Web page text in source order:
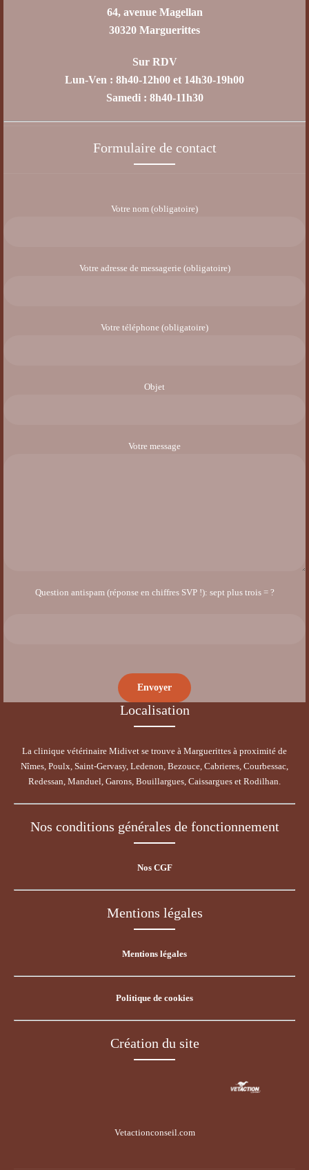
64, avenue Magellan
30320 Marguerittes
Sur RDV
Lun-Ven : 8h40-12h00 et 14h30-19h00
Samedi : 8h40-11h30
Formulaire de contact
Votre nom (obligatoire)
Votre adresse de messagerie (obligatoire)
Votre téléphone (obligatoire)
Objet
Votre message
Question antispam (réponse en chiffres SVP !): sept plus trois = ?
Localisation
La clinique vétérinaire Midivet se trouve à Marguerittes à proximité de
Nîmes, Poulx, Saint-Gervasy, Ledenon, Bezouce, Cabrieres, Courbessac,
Redessan, Manduel, Garons, Bouillargues, Caissargues et Rodilhan.
Nos conditions générales de fonctionnement
Nos CGF
Mentions légales
Mentions légales
Politique de cookies
Création du site
Vetactionconseil.com